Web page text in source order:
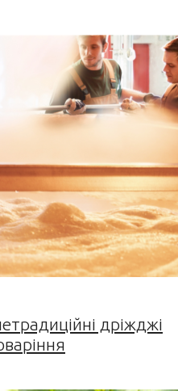
дріжджі